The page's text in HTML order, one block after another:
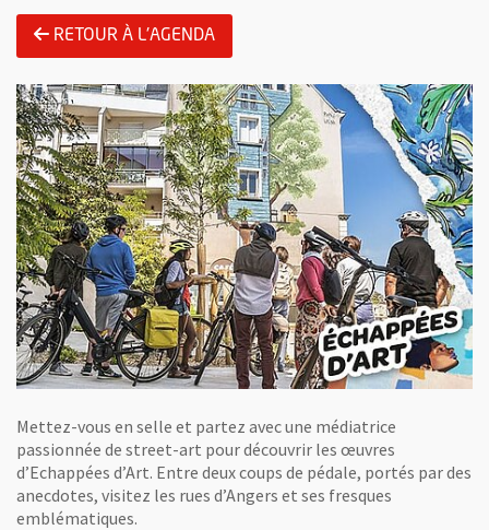
RETOUR À L'AGENDA
Mettez-vous en selle et partez avec une médiatrice
passionnée de street-art pour découvrir les œuvres
d’Echappées d’Art. Entre deux coups de pédale, portés par des
anecdotes, visitez les rues d’Angers et ses fresques
emblématiques.